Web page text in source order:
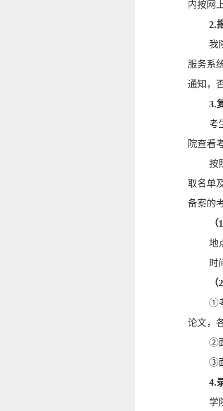
内按网
2.
我
服务系
通知，
3.
考
院查看
按
取名单
备案的
（
地
时
（
①
论文，
②
③
4.
学